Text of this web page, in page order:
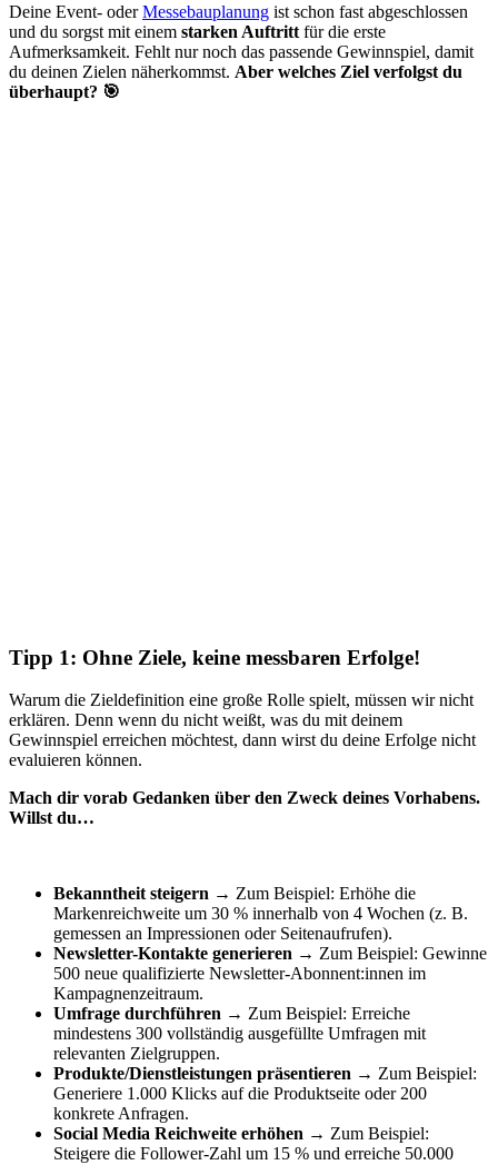
Deine Event- oderMessebauplanung ist schon fast abgeschlossen
und du sorgst mit einem starken Auftritt für die erste
Aufmerksamkeit. Fehlt nur noch das passende Gewinnspiel, damit
du deinen Zielen näherkommst. Aber welches Ziel verfolgst du
überhaupt? 🎯
Tipp 1: Ohne Ziele, keine messbaren Erfolge!
Warum die Zieldefinition eine große Rolle spielt, müssen wir nicht
erklären. Denn wenn du nicht weißt, was du mit deinem
Gewinnspiel erreichen möchtest, dann wirst du deine Erfolge nicht
evaluieren können.
Mach dir vorab Gedanken über den Zweck deines Vorhabens.
Willst du…
Bekanntheit steigern → Zum Beispiel: Erhöhe die
Markenreichweite um 30 % innerhalb von 4 Wochen (z. B.
gemessen an Impressionen oder Seitenaufrufen).
Newsletter-Kontakte generieren → Zum Beispiel: Gewinne
500 neue qualifizierte Newsletter-Abonnent:innen im
Kampagnenzeitraum.
Umfrage durchführen → Zum Beispiel: Erreiche
mindestens 300 vollständig ausgefüllte Umfragen mit
relevanten Zielgruppen.
Produkte/Dienstleistungen präsentieren → Zum Beispiel:
Generiere 1.000 Klicks auf die Produktseite oder 200
konkrete Anfragen.
Social Media Reichweite erhöhen → Zum Beispiel:
Steigere die Follower-Zahl um 15 % und erreiche 50.000